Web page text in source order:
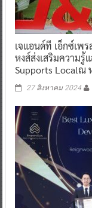
เจแอนด์ที เอ็กซ์เพ
หงส์ส่งเสริมความ
Supports Localณ
27 สิงหาคม 2024